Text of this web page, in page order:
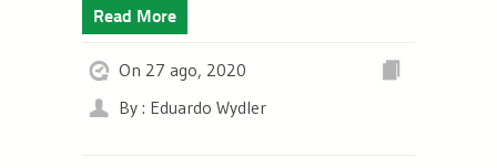
Read More
On 27 ago, 2020
By : Eduardo Wydler